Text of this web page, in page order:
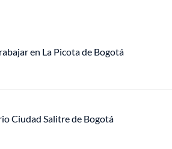
en La Picota de Bogotá
Ciudad Salitre de Bogotá